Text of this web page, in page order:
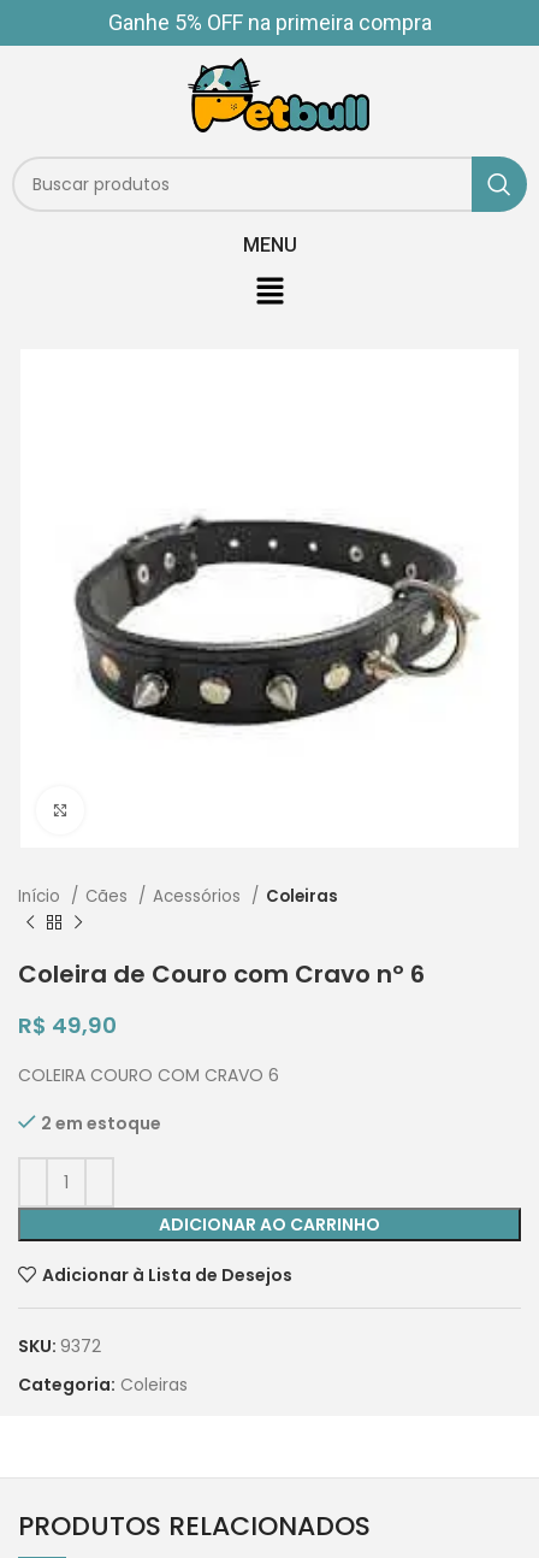
Ganhe 5% OFF na primeira compra
MENU
Início Cães Acessórios Coleiras
Coleira de Couro com Cravo nº 6
R$ 49,90
COLEIRA COURO COM CRAVO 6
2 em estoque
ADICIONAR AO CARRINHO
Adicionar à Lista de Desejos
SKU: 9372
Categoria: Coleiras
PRODUTOS RELACIONADOS